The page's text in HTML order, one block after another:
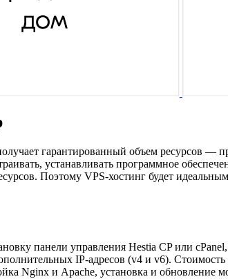
гарантированный объем ресурсов —
устанавливать программное
Поэтому VPS-хостинг будет
панели управления Hestia CP или
IP-адресов (v4 и v6).
Nginx и Apache, установка и обновление